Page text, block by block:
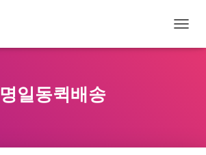
비
명일동퀵배송